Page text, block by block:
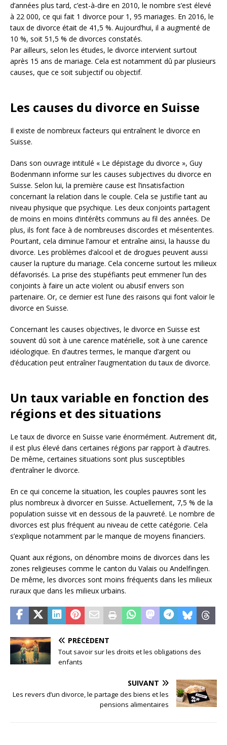
d’années plus tard, c’est-à-dire en 2010, le nombre s’est élevé
à 22 000, ce qui fait 1 divorce pour 1, 95 mariages. En 2016, le
taux de divorce était de 41,5 %. Aujourd’hui, il a augmenté de
10 %, soit 51,5 % de divorces constatés.
Par ailleurs, selon les études, le divorce intervient surtout
après 15 ans de mariage. Cela est notamment dû par plusieurs
causes, que ce soit subjectif ou objectif.
Les causes du divorce en Suisse
Il existe de nombreux facteurs qui entraînent le divorce en
Suisse.
Dans son ouvrage intitulé « Le dépistage du divorce », Guy
Bodenmann informe sur les causes subjectives du divorce en
Suisse. Selon lui, la première cause est l’insatisfaction
concernant la relation dans le couple. Cela se justifie tant au
niveau physique que psychique. Les deux conjoints partagent
de moins en moins d’intérêts communs au fil des années. De
plus, ils font face à de nombreuses discordes et mésententes.
Pourtant, cela diminue l’amour et entraîne ainsi, la hausse du
divorce. Les problèmes d’alcool et de drogues peuvent aussi
causer la rupture du mariage. Cela concerne surtout les milieux
défavorisés. La prise des stupéfiants peut emmener l’un des
conjoints à faire un acte violent ou abusif envers son
partenaire. Or, ce dernier est l’une des raisons qui font valoir le
divorce en Suisse.
Concernant les causes objectives, le divorce en Suisse est
souvent dû soit à une carence matérielle, soit à une carence
idéologique. En d’autres termes, le manque d’argent ou
d’éducation peut entraîner l’augmentation du taux de divorce.
Un taux variable en fonction des
régions et des situations
Le taux de divorce en Suisse varie énormément. Autrement dit,
il est plus élevé dans certaines régions par rapport à d’autres.
De même, certaines situations sont plus susceptibles
d’entraîner le divorce.
En ce qui concerne la situation, les couples pauvres sont les
plus nombreux à divorcer en Suisse. Actuellement, 7,5 % de la
population suisse vit en dessous de la pauvreté. Le nombre de
divorces est plus fréquent au niveau de cette catégorie. Cela
s’explique notamment par le manque de moyens financiers.
Quant aux régions, on dénombre moins de divorces dans les
zones religieuses comme le canton du Valais ou Andelfingen.
De même, les divorces sont moins fréquents dans les milieux
ruraux que dans les milieux urbains.
PRÉCÉDENT
Tout savoir sur les droits et les obligations des
enfants
SUIVANT
Les revers d’un divorce, le partage des biens et les
pensions alimentaires